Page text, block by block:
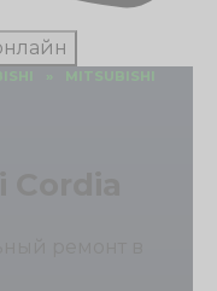
»
MITSUBISHI